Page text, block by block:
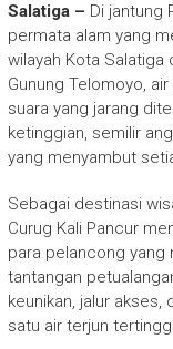
Salatiga – Di jantung
permata alam yang
wilayah Kota
Gunung Telomoyo,
suara yang jarang
ketinggian, semilir
yang menyambut
Sebagai destinasi
Curug Kali Pancur
para pelancong yang
tantangan
keunikan, jalur
satu air terjun